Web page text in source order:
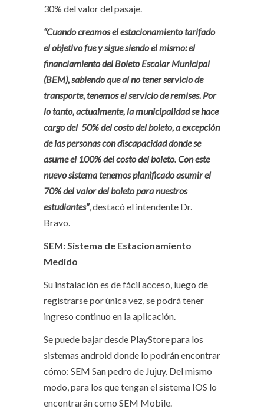
30% del valor del pasaje.
“Cuando creamos el estacionamiento tarifado
el objetivo fue y sigue siendo el mismo: el
financiamiento del Boleto Escolar Municipal
(BEM), sabiendo que al no tener servicio de
transporte, tenemos el servicio de remises. Por
lo tanto, actualmente, la municipalidad se hace
cargo del 50% del costo del boleto, a excepción
de las personas con discapacidad donde se
asume el 100% del costo del boleto. Con este
nuevo sistema tenemos planificado asumir el
70% del valor del boleto para nuestros
estudiantes”, destacó el intendente Dr.
Bravo.
SEM: Sistema de Estacionamiento
Medido
Su instalación es de fácil acceso, luego de
registrarse por única vez, se podrá tener
ingreso continuo en la aplicación.
Se puede bajar desde PlayStore para los
sistemas android donde lo podrán encontrar
cómo: SEM San pedro de Jujuy. Del mismo
modo, para los que tengan el sistema IOS lo
encontrarán como SEM Mobile.